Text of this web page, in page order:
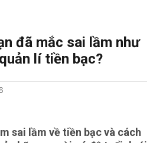
đã mắc sai lầm như
lí tiền bạc?
sai lầm về tiền bạc và cách